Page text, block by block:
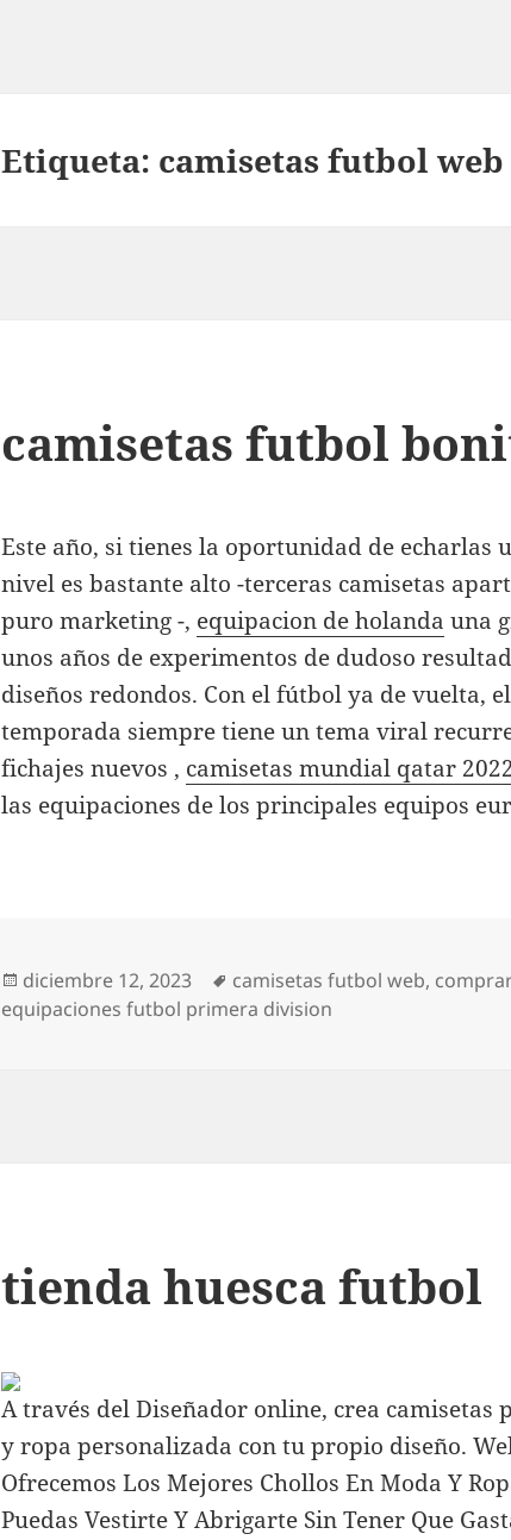
Etiqueta: camisetas futbol web
camisetas futbol
Este año, si tienes la oportunidad de echarlas
nivel es bastante alto -terceras camisetas
puro marketing -, equipacion de holanda una
unos años de experimentos de dudoso
diseños redondos. Con el fútbol ya de vuelta,
temporada siempre tiene un tema viral
fichajes nuevos , camisetas mundial qatar
las equipaciones de los principales equipos
Publicado
el
diciembre 12, 2023 Etiquetas
camisetas futbol web,
equipaciones futbol primera division
tienda huesca futbol
A través del Diseñador online, crea camisetas
y ropa personalizada con tu propio diseño.
Ofrecemos Los Mejores Chollos En Moda Y
Puedas Vestirte Y Abrigarte Sin Tener Que